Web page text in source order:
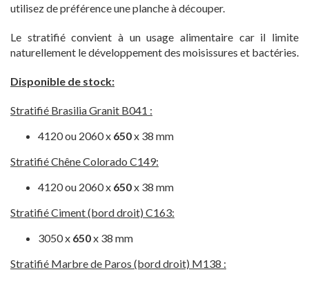
utilisez de préférence une planche à découper.
Le stratifié convient à un usage alimentaire car il limite
naturellement le développement des moisissures et bactéries.
Disponible de stock:
Stratifié Brasilia Granit B041 :
4120 ou 2060 x 650x 38 mm
Stratifié Chêne Colorado C149:
4120 ou 2060 x 650x 38 mm
Stratifié Ciment (bord droit) C163:
3050 x 650x 38 mm
Stratifié Marbre de Paros (bord droit) M138 :